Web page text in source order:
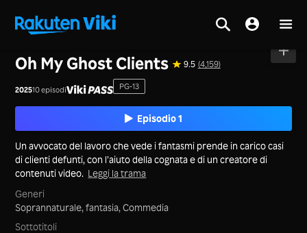
Oh My Ghost Clients 9.5 (4,159)
202510 episodi PG-13
Episodio 1
Un avvocato del lavoro che vede i fantasmi prende in carico casi
di clienti defunti, con l’aiuto della cognata e di un creatore di
contenuti video. Leggi la trama
Generi
Soprannaturale,fantasia,Commedia
Sottotitoli